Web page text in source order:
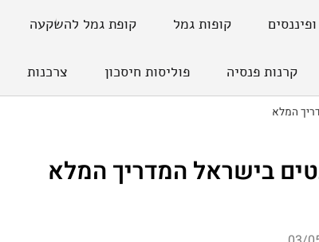
קופות גמל קופת גמל להשקעה
קרנות פנסיה פוליסות חיסכון צרכנות
המלא
בישראל המדריך המלא